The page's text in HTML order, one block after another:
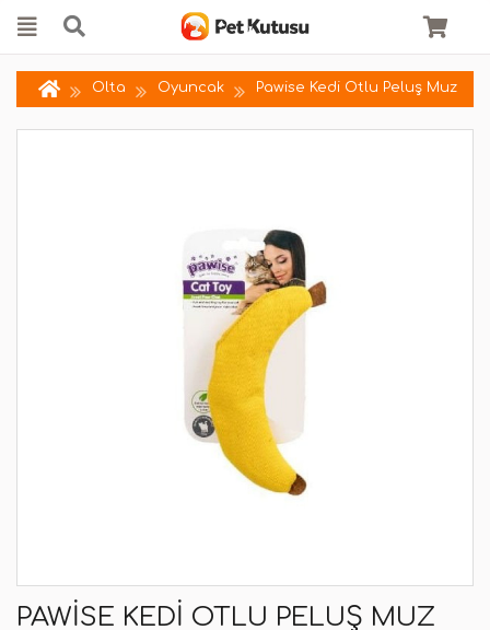
Olta Oyuncak Pawise Kedi Otlu Peluş Muz
PAWISE KEDI OTLU PELUŞ MUZ